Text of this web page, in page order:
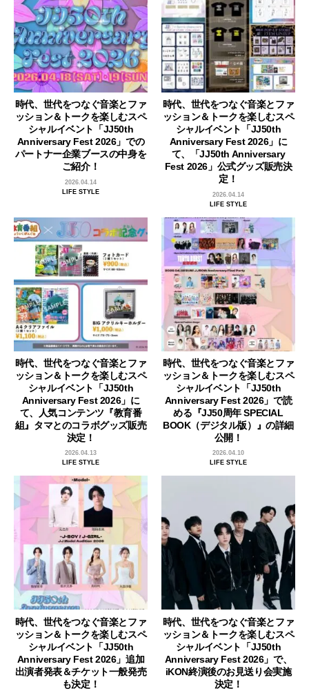
時代、世代をつなぐ音楽とファ
ッション＆トークを楽しむスペ
シャルイベント「JJ50th
Anniversary Fest 2026」での
パートナー企業ブースの中身を
ご紹介！
2026.04.14
LIFE STYLE
時代、世代をつなぐ音楽とファ
ッション＆トークを楽しむスペ
シャルイベント「JJ50th
Anniversary Fest 2026」に
て、「JJ50th Anniversary
Fest 2026」公式グッズ販売決
定！
2026.04.14
LIFE STYLE
時代、世代をつなぐ音楽とファ
ッション＆トークを楽しむスペ
シャルイベント「JJ50th
Anniversary Fest 2026」に
て、人気コンテンツ『教育番
組』タマとのコラボグッズ販売
決定！
2026.04.13
LIFE STYLE
時代、世代をつなぐ音楽とファ
ッション＆トークを楽しむスペ
シャルイベント「JJ50th
Anniversary Fest 2026」で読
める『JJ50周年 SPECIAL
BOOK（デジタル版）』の詳細
公開！
2026.04.10
LIFE STYLE
時代、世代をつなぐ音楽とファ
ッション＆トークを楽しむスペ
シャルイベント「JJ50th
Anniversary Fest 2026」追加
出演者発表＆チケット一般発売
も決定！
時代、世代をつなぐ音楽とファ
ッション＆トークを楽しむスペ
シャルイベント「JJ50th
Anniversary Fest 2026」で、
iKON終演後のお見送り会実施
決定！